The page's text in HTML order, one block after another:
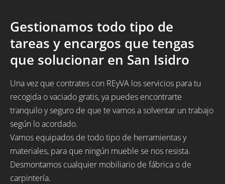
Gestionamos todo tipo de
tareas y encargos que tengas
que solucionar en San Isidro
Una vez que contrates con REyVA los servicios para tu
recogida o vaciado gratis, ya puedes encontrarte
tranquilo y seguro de que te vamos a solventar un trabajo
según lo acordado.
Vamos equipados de todo tipo de herramientas y
materiales, para que ningún mueble se nos resista.
Desmontamos cualquier mobiliario de fábrica o de
carpintería.